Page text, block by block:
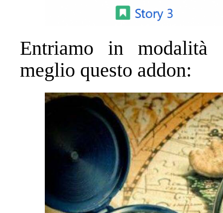
Entriamo in modalità
meglio questo addon: